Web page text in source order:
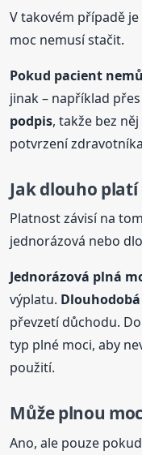
V takovém případě
moc nemusí stačit.
Pokud pacient
jinak – například
podpis, takže bez
potvrzení
Jak dlouho platí
Platnost závisí na
jednorázová nebo
Jednorázová plná
výplatu. Dlouhodobá
převzetí důchodu.
typ plné moci, aby
použití.
Může plnou
Ano, ale pouze